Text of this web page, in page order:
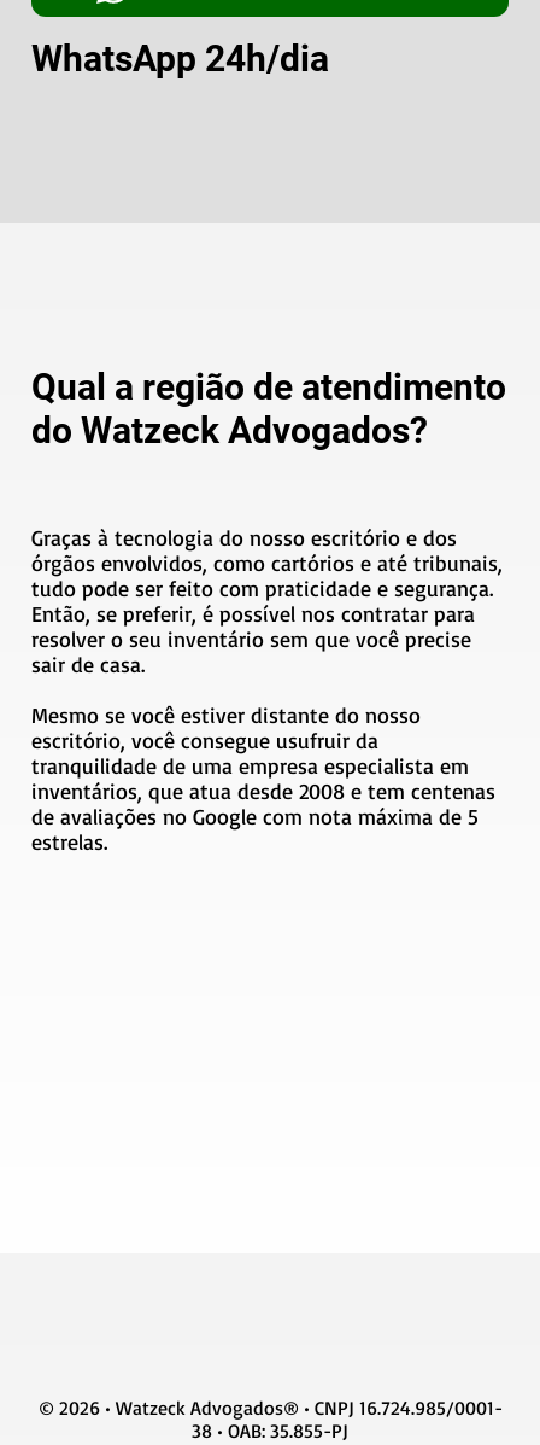
WhatsApp 24h/dia
Qual a região de atendimento
do Watzeck Advogados?
Graças à tecnologia do nosso escritório e dos
órgãos envolvidos, como cartórios e até tribunais,
tudo pode ser feito com praticidade e segurança.
Então, se preferir, é possível nos contratar para
resolver o seu inventário sem que você precise
sair de casa.
Mesmo se você estiver distante do nosso
escritório, você consegue usufruir da
tranquilidade de uma empresa especialista em
inventários, que atua desde 2008 e tem centenas
de avaliações no Google com nota máxima de 5
estrelas.
© 2026 • Watzeck Advogados® • CNPJ 16.724.985/0001-
38 • OAB: 35.855-PJ